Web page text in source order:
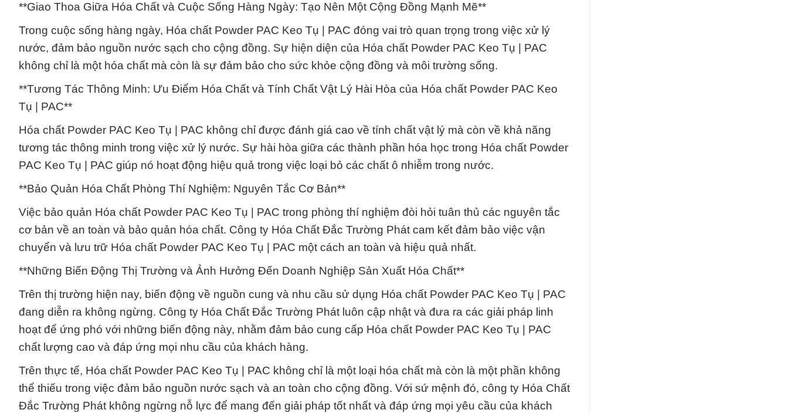
**Giao Thoa Giữa Hóa Chất và Cuộc Sống Hàng Ngày: Tạo Nên Một Cộng Đồng Mạnh Mẽ**
Trong cuộc sống hàng ngày, Hóa chất Powder PAC Keo Tụ | PAC đóng vai trò quan trọng trong việc xử lý
nước, đảm bảo nguồn nước sạch cho cộng đồng. Sự hiện diện của Hóa chất Powder PAC Keo Tụ | PAC
không chỉ là một hóa chất mà còn là sự đảm bảo cho sức khỏe cộng đồng và môi trường sống.
**Tương Tác Thông Minh: Ưu Điểm Hóa Chất và Tính Chất Vật Lý Hài Hòa của Hóa chất Powder PAC Keo
Tụ | PAC**
Hóa chất Powder PAC Keo Tụ | PAC không chỉ được đánh giá cao về tính chất vật lý mà còn về khả năng
tương tác thông minh trong việc xử lý nước. Sự hài hòa giữa các thành phần hóa học trong Hóa chất Powder
PAC Keo Tụ | PAC giúp nó hoạt động hiệu quả trong việc loại bỏ các chất ô nhiễm trong nước.
**Bảo Quản Hóa Chất Phòng Thí Nghiệm: Nguyên Tắc Cơ Bản**
Việc bảo quản Hóa chất Powder PAC Keo Tụ | PAC trong phòng thí nghiệm đòi hỏi tuân thủ các nguyên tắc
cơ bản về an toàn và bảo quản hóa chất. Công ty Hóa Chất Đắc Trường Phát cam kết đảm bảo việc vận
chuyển và lưu trữ Hóa chất Powder PAC Keo Tụ | PAC một cách an toàn và hiệu quả nhất.
**Những Biến Động Thị Trường và Ảnh Hưởng Đến Doanh Nghiệp Sản Xuất Hóa Chất**
Trên thị trường hiện nay, biến động về nguồn cung và nhu cầu sử dụng Hóa chất Powder PAC Keo Tụ | PAC
đang diễn ra không ngừng. Công ty Hóa Chất Đắc Trường Phát luôn cập nhật và đưa ra các giải pháp linh
hoạt để ứng phó với những biến động này, nhằm đảm bảo cung cấp Hóa chất Powder PAC Keo Tụ | PAC
chất lượng cao và đáp ứng mọi nhu cầu của khách hàng.
Trên thực tế, Hóa chất Powder PAC Keo Tụ | PAC không chỉ là một loại hóa chất mà còn là một phần không
thể thiếu trong việc đảm bảo nguồn nước sạch và an toàn cho cộng đồng. Với sứ mệnh đó, công ty Hóa Chất
Đắc Trường Phát không ngừng nỗ lực để mang đến giải pháp tốt nhất và đáp ứng mọi yêu cầu của khách